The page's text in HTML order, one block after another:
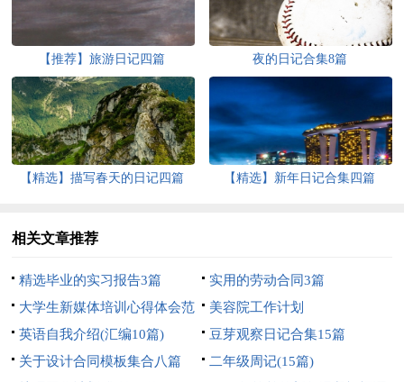
【推荐】旅游日记四篇 夜的日记合集8篇
【精选】描写春天的日记四篇 【精选】新年日记合集四篇
相关文章推荐
精选毕业的实习报告3篇
实用的劳动合同3篇
大学生新媒体培训心得体会范
文
美容院工作计划
英语自我介绍(汇编10篇)
豆芽观察日记合集15篇
关于设计合同模板集合八篇
二年级周记(15篇)